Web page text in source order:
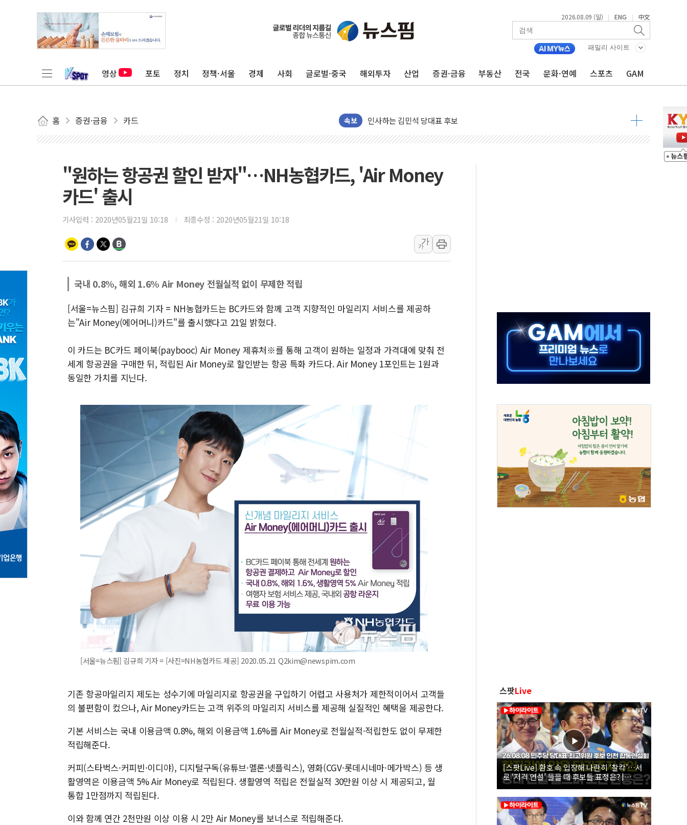
2026.08.09 (일) | ENG | 中文
패밀리 사이트
영상 포토 정치 정책·서울 경제 사회 글로벌·중국 해외투자 산업 증권·금융 부동산 전국 문화·연예 스포츠 GAM
홈 증권·금융 카드 속보
포항시 재난예산 40억 긴급 투입…고수온 양식장 복구·지원 '총력'
울진·영덕 '호우특보'-포항 '산사태 주의보'...경북도, 호우 피해·통제구간 없어
인천 합동연설회 나선 송영길·정청래·김민석 당대표 후보
[속보] 민주, 제주·인천 경선 결과 발표...김민석 47.75% 정청래 42.08%
[속보] 민주, 인천 경선 결과 발표...김민석 45.09% 정청래 43.27% 송영길 11.63%
이번주 국내 주요 금융일정(8.10~8.14)
美, 이란전 출구전략 만지작…공습 한계·탄약 부족 현실화
李대통령 "결혼 때문에 손해 보는 일 없게"…'결혼 페널티' 22개 과제 손본다
여수 오동도 인근 해상서 모터보트 전복…1명 사망·1명 실종
인천서 말다툼 중 어머니 흉기 살해 10대 아들 체포
'화합' 꺼낸 김민석에 '뻔뻔' 받아친 정청래…제주 연설서 신경전 고조
"원하는 항공권 할인 받자"…NH농협카드, 'Air Money
카드' 출시
기사입력 : 2020년05월21일 10:18 최종수정 : 2020년05월21일 10:18
가
가
국내 0.8%, 해외 1.6% Air Money 전월실적 없이 무제한 적립
[서울=뉴스핌] 김규희 기자 = NH농협카드는 BC카드와 함께 고객 지향적인 마일리지 서비스를 제공하
는"Air Money(에어머니)카드"를 출시했다고 21일 밝혔다.
이 카드는 BC카드 페이북(paybooc) Air Money 제휴처※를 통해 고객이 원하는 일정과 가격대에 맞춰 전
세계 항공권을 구매한 뒤, 적립된 Air Money로 할인받는 항공 특화 카드다. Air Money 1포인트는 1원과
동일한 가치를 지닌다.
[서울=뉴스핌] 김규희 기자 = [사진=NH농협카드 제공] 2020.05.21 Q2kim@newspim.com
기존 항공마일리지 제도는 성수기에 마일리지로 항공권을 구입하기 어렵고 사용처가 제한적이어서 고객들
의 불편함이 컸으나, Air Money카드는 고객 위주의 마일리지 서비스를 제공해 실질적인 혜택을 제공한다.
기본 서비스는 국내 이용금액 0.8%, 해외 이용금액 1.6%를 Air Money로 전월실적·적립한도 없이 무제한
적립해준다.
커피(스타벅스·커피빈·이디야), 디지털구독(유튜브·멜론·넷플릭스), 영화(CGV·롯데시네마·메가박스) 등 생
활영역은 이용금액 5% Air Money로 적립된다. 생활영역 적립은 전월실적 30만원 이상 시 제공되고, 월
통합 1만점까지 적립된다.
이와 함께 연간 2천만원 이상 이용 시 2만 Air Money를 보너스로 적립해준다.
스팟Live
[스팟Live] 환호 속 입장해 나란히 ‘찰칵’…서
로 ‘저격 연설’ 들을 때 후보들 표정은? |
26.08.08 더불어민주당 당대표·최고위원 후
보 인천 합동연설회